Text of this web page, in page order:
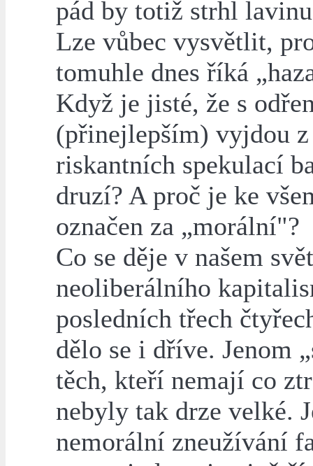
pád by totiž strhl
Lze vůbec vysvětlit,
tomuhle dnes říká
Když je jisté, že s
(přinejlepším) vyjdou z
riskantních spekulací
druzí? A proč je ke
označen za „morální"?
Co se děje v našem
neoliberálního
posledních třech
dělo se i dříve. Jenom
těch, kteří nemají co
nebyly tak drze velké.
nemorální zneužívání